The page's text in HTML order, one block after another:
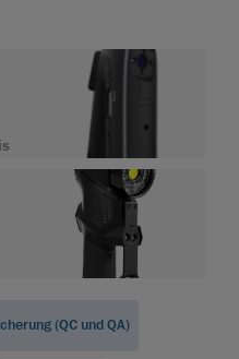
(QC und QA)